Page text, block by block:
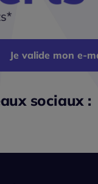
Je valide mon e-
sociaux :